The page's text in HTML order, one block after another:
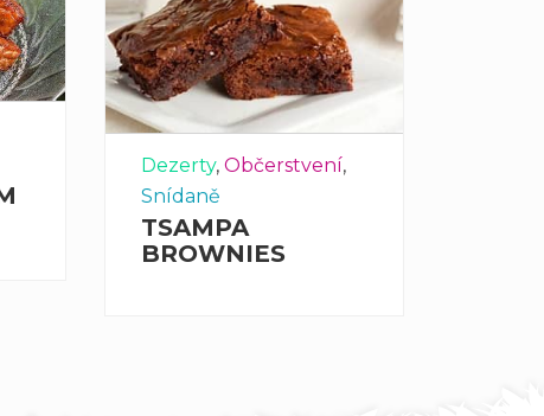
Dezerty, Občerstvení,
Snídaně
TSAMPA
BROWNIES